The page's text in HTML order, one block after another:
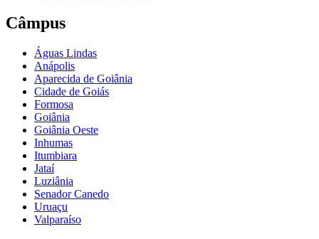
Câmpus
Águas Lindas
Anápolis
Aparecida de Goiânia
Cidade de Goiás
Formosa
Goiânia
Goiânia Oeste
Inhumas
Itumbiara
Jataí
Luziânia
Senador Canedo
Uruaçu
Valparaíso